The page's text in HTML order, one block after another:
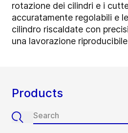
rotazione dei cilindri e i
accuratamente regolabili e
cilindro riscaldate con
una lavorazione
Products